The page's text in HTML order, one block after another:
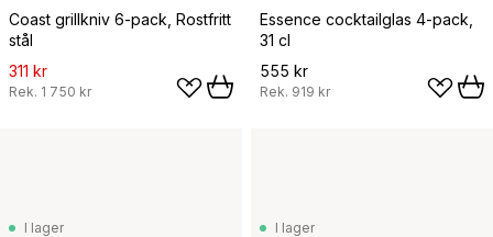
Coast grillkniv 6-pack, Rostfritt
stål
311 kr
Rek. 1 750 kr
Essence cocktailglas 4-pack,
31 cl
555 kr
Rek. 919 kr
I lager I lager